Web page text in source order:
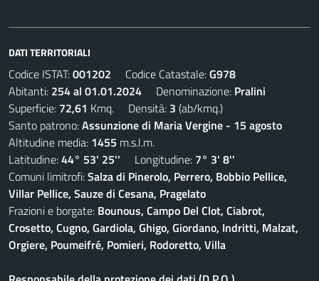
DATI TERRITORIALI
Codice ISTAT:001202 Codice Catastale:G978
Abitanti: 254 al 01.01.2024 Denominazione: Pralini
Superficie: 72,61 Kmq. Densità: 3 (ab/kmq.)
Santo patrono:Assunzione di Maria Vergine - 15 agosto
Altitudine media: 1455 m.s.l.m.
Latitudine:44° 53' 25'' Longitudine: 7° 3' 8''
Comuni limitrofi:Salza di Pinerolo, Perrero, Bobbio Pellice,
Villar Pellice, Sauze di Cesana, Pragelato
Frazioni e borgate: Bounous, Campo Del Clot, Ciabrot,
Crosetto, Cugno, Gardiola, Ghigo, Giordano, Indritti, Malzat,
Orgiere, Poumeifré, Pomieri, Rodoretto, Villa